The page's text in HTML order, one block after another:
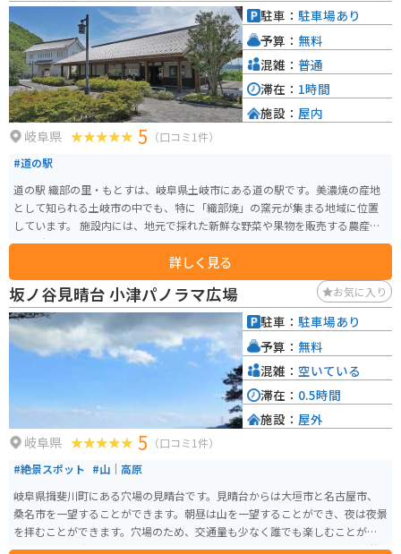
岐阜県 5 （口コミ1件）
#道の駅
道の駅 織部の里・もとすは、岐阜県土岐市にある道の駅です。美濃焼の産地
として知られる土岐市の中でも、特に「織部焼」の窯元が集まる地域に位置
しています。 施設内には、地元で採れた新鮮な野菜や果物を販売する農産物
直売所や、織部焼をはじめとする美濃焼の器を販売するショップ、地元の食
材を使った料理を提供するレストランなどがあります。 バイクで訪れる場
合、道の駅には広々とした駐車場が完備されているので安心です。また、周
辺には窯元巡りが楽しめる「織部ヒルズ」や、自然豊かな公園など、観光ス
ポットも充実しています。 道の駅 織部の里・もとすは、美濃焼の魅力に触れ
ながら、地元の美味しいものを楽しめる道の駅です。
詳しく見る
駐車： 駐車場あり
予算： 無料
混雑： 普通
滞在： 1時間
施設： 屋内
坂ノ谷見晴台 小津パノラマ広場 お気に入り
岐阜県 5 （口コミ1件）
#絶景スポット #山｜高原
岐阜県揖斐川町にある穴場の見晴台です。見晴台からは大垣市と名古屋市、
桑名市を一望することができます。朝昼は山を一望することができ、夜は夜景
を拝むことができます。穴場のため、交通量も少なく誰でも楽しむことがで
きます。 見晴台までは車またはバイクで行くことができます。幅の狭い舗装
駐車： 駐車場あり
予算： 無料
混雑： 空いている
滞在： 0.5時間
施設： 屋外